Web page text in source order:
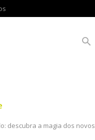
descubra a magia dos novos